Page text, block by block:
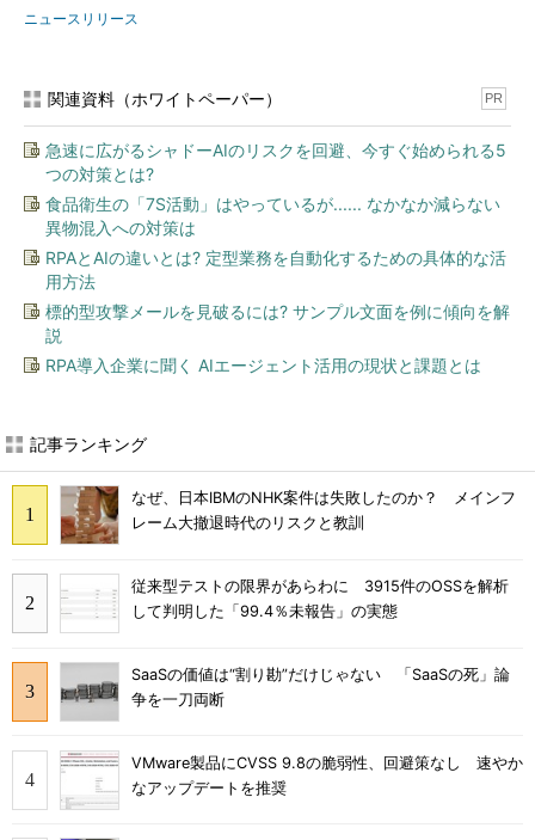
ニュースリリース
関連資料（ホワイトペーパー） PR
急速に広がるシャドーAIのリスクを回避、今すぐ始められる5
つの対策とは?
食品衛生の「7S活動」はやっているが...... なかなか減らない
異物混入への対策は
RPAとAIの違いとは? 定型業務を自動化するための具体的な活
用方法
標的型攻撃メールを見破るには? サンプル文面を例に傾向を解
説
RPA導入企業に聞く AIエージェント活用の現状と課題とは
記事ランキング
なぜ、日本IBMのNHK案件は失敗したのか？ メインフ
レーム大撤退時代のリスクと教訓
従来型テストの限界があらわに 3915件のOSSを解析
して判明した「99.4％未報告」の実態
SaaSの価値は“割り勘”だけじゃない 「SaaSの死」論
争を一刀両断
VMware製品にCVSS 9.8の脆弱性、回避策なし 速やか
なアップデートを推奨